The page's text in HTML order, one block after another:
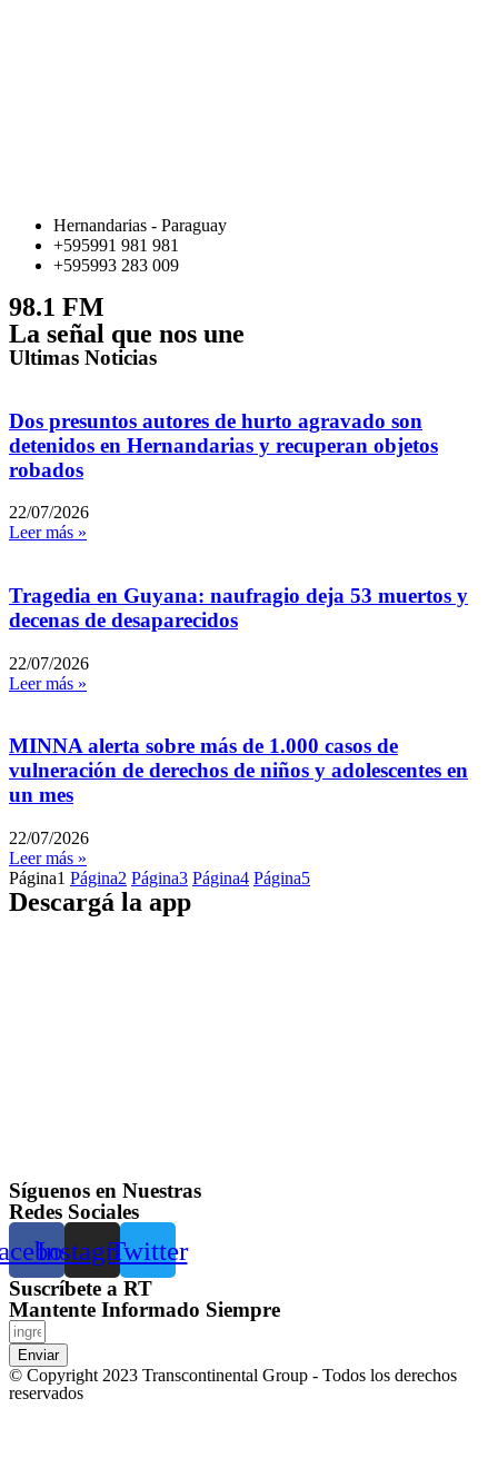
Hernandarias - Paraguay
+595991 981 981
+595993 283 009
98.1 FM
La señal que nos une
Ultimas Noticias
Dos presuntos autores de hurto agravado son
detenidos en Hernandarias y recuperan objetos
robados
22/07/2026
Leer más »
Tragedia en Guyana: naufragio deja 53 muertos y
decenas de desaparecidos
22/07/2026
Leer más »
MINNA alerta sobre más de 1.000 casos de
vulneración de derechos de niños y adolescentes en
un mes
22/07/2026
Leer más »
Página1 Página2 Página3 Página4 Página5
Descargá la app
Síguenos en Nuestras
Redes Sociales
InstagramTwitter
Suscríbete a RT
Mantente Informado Siempre
Enviar
© Copyright 2023 Transcontinental Group - Todos los derechos
reservados